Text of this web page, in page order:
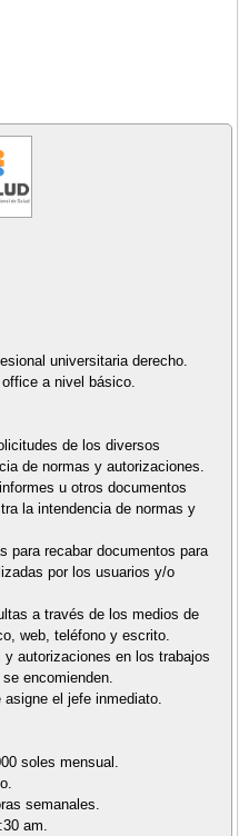
universitaria derecho.
a nivel básico.
de los diversos
de normas y autorizaciones.
u otros documentos
la intendencia de normas y
para recabar documentos para
por los usuarios y/o
a través de los medios de
web, teléfono y escrito.
autorizaciones en los trabajos
encomienden.
el jefe inmediato.
soles mensual.
semanales.
am.